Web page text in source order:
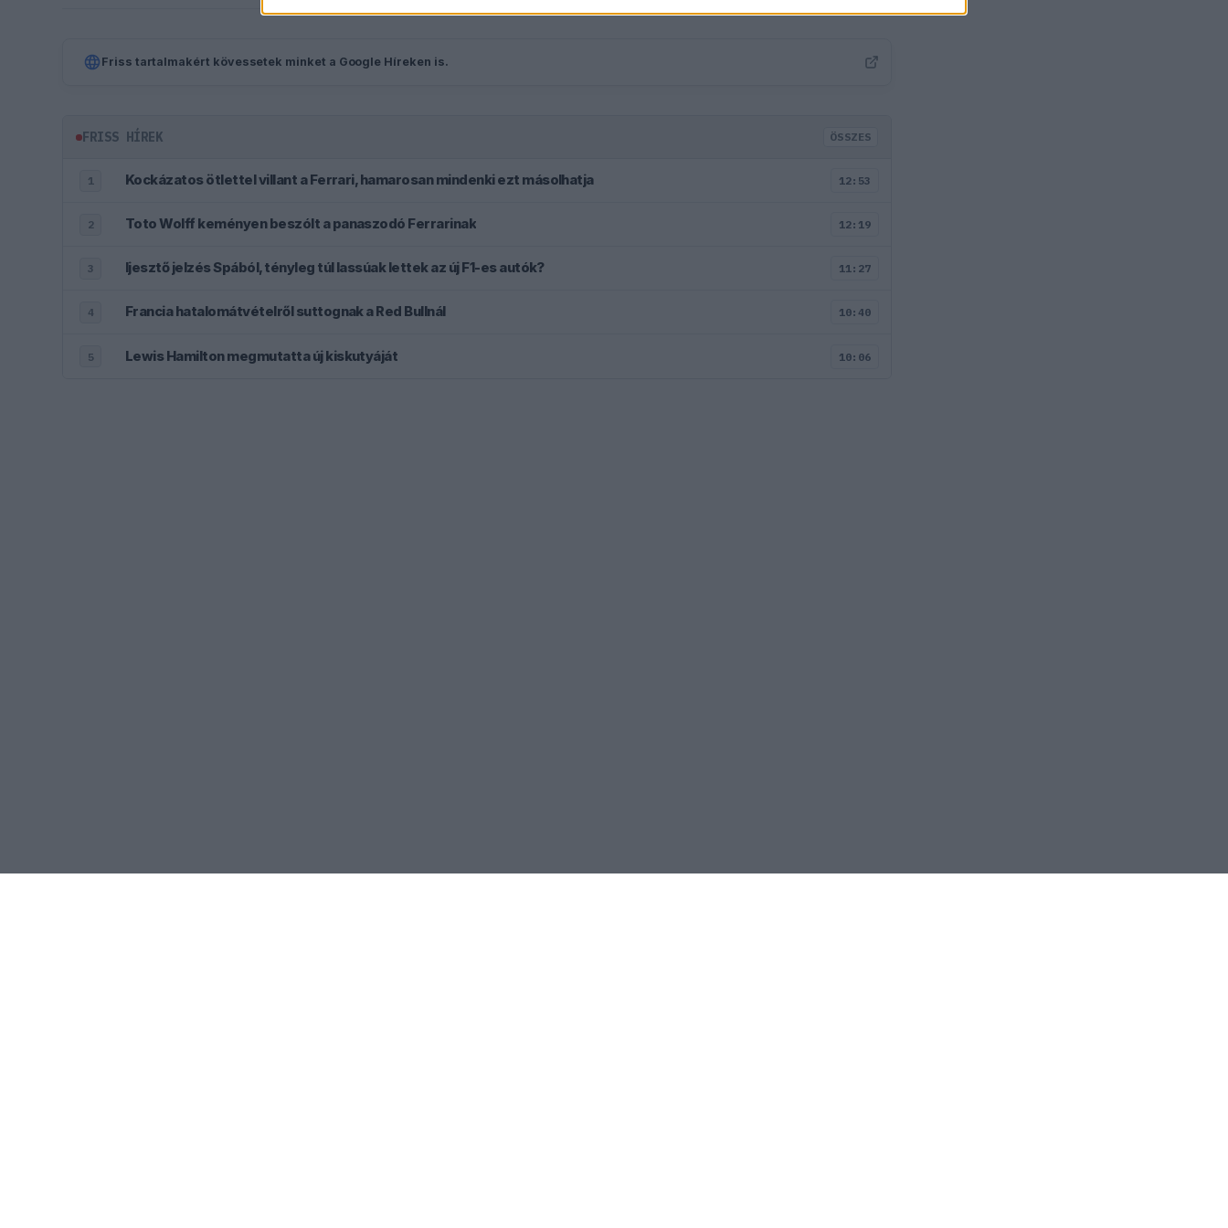
Friss tartalmakért kövessetek minket a Google Híreken is.
FRISS HÍREK ÖSSZES
1 Kockázatos ötlettel villant a Ferrari, hamarosan mindenki ezt másolhatja 12:53
2 Toto Wolff keményen beszólt a panaszodó Ferrarinak 12:19
3 Ijesztő jelzés Spából, tényleg túl lassúak lettek az új F1-es autók? 11:27
4 Francia hatalomátvételről suttognak a Red Bullnál 10:40
5 Lewis Hamilton megmutatta új kiskutyáját 10:06